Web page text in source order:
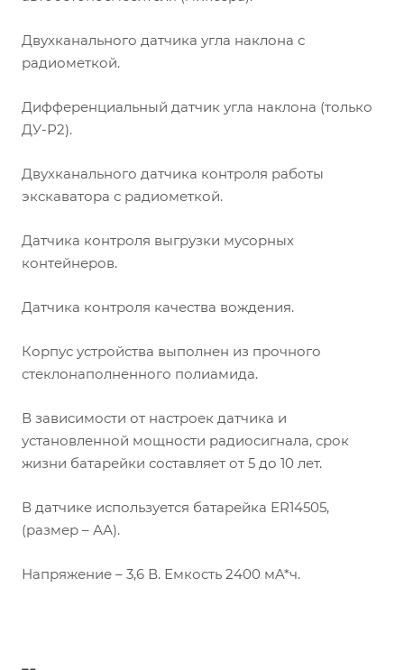
Двухканального датчика угла наклона с
радиометкой.
Дифференциальный датчик угла наклона (только
ДУ-Р2).
Двухканального датчика контроля работы
экскаватора с радиометкой.
Датчика контроля выгрузки мусорных
контейнеров.
Датчика контроля качества вождения.
Корпус устройства выполнен из прочного
стеклонаполненного полиамида.
В зависимости от настроек датчика и
установленной мощности радиосигнала, срок
жизни батарейки составляет от 5 до 10 лет.
В датчике используется батарейка ER14505,
(размер – АА).
Напряжение – 3,6 В. Емкость 2400 мA*ч.